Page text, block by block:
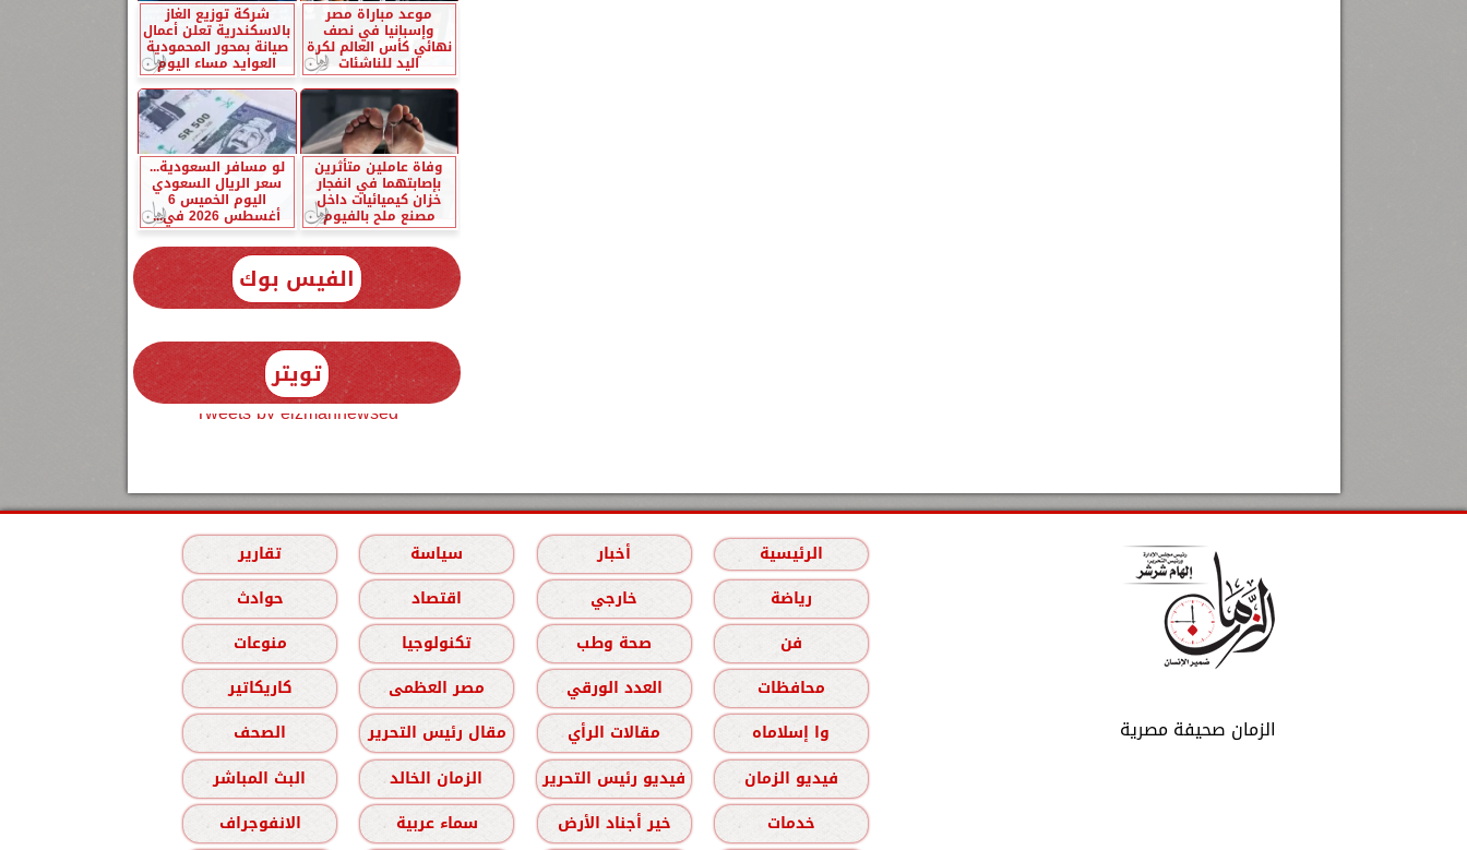
موعد مباراة مصر
وإسبانيا في نصف
نهائي كأس العالم لكرة
اليد للناشئات
شركة توزيع الغاز
بالاسكندرية تعلن أعمال
صيانة بمحور المحمودية
العوايد مساء اليوم
وفاة عاملين متأثرين
بإصابتهما في انفجار
خزان كيميائيات داخل
مصنع ملح بالفيوم
لو مسافر السعودية...
سعر الريال السعودي
اليوم الخميس 6
أغسطس 2026 في...
الفيس بوك
تويتر
Tweets by elzmannewseg
الزمان صحيفة مصرية
الرئيسية أخبار سياسة
تقارير
رياضة
خارجي اقتصاد
حوادث
فن
صحة وطب تكنولوجيا
منوعات
محافظات
العدد الورقي مصر العظمى
كاريكاتير
وا إسلاماه
مقالات الرأي مقال رئيس التحرير
الصحف
فيديو الزمان
فيديو رئيس التحرير الزمان الخالد
البث المباشر
خدمات
خير أجناد الأرض سماء عربية الانفوجراف